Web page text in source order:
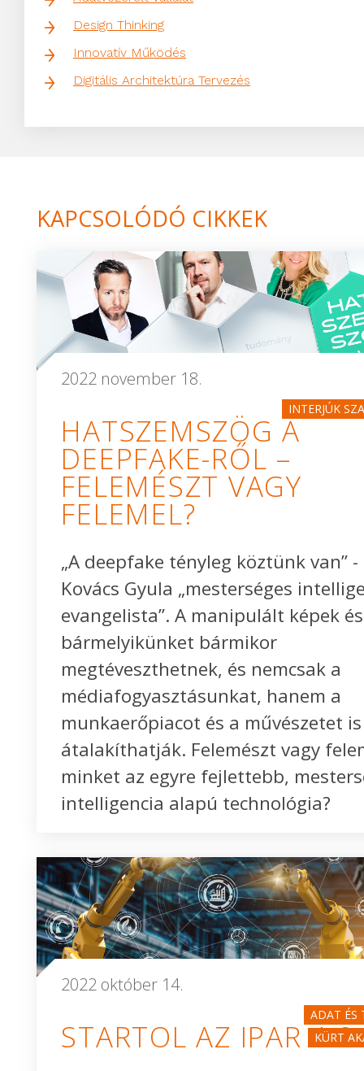
Design Thinking
Innovatív Működés
Digitális Architektúra Tervezés
KAPCSOLÓDÓ CIKKEK
INTERJÚK
2022 november 18.
HATSZEMSZÖG A
DEEPFAKE-RŐL –
FELEMÉSZT VAGY
FELEMEL?
„A deepfake tényleg köztünk van”
Kovács Gyula „mesterséges
evangelista”. A manipulált képek
bármelyikünket bármikor
megtéveszthetnek, és nemcsak a
médiafogyasztásunkat, hanem a
munkaerőpiacot és a művészetet is
átalakíthatják. Felemészt vagy
minket az egyre fejlettebb,
intelligencia alapú technológia?
ADAT ÉS
KÜRT
2022 október 14.
STARTOL AZ IPAR 4.0